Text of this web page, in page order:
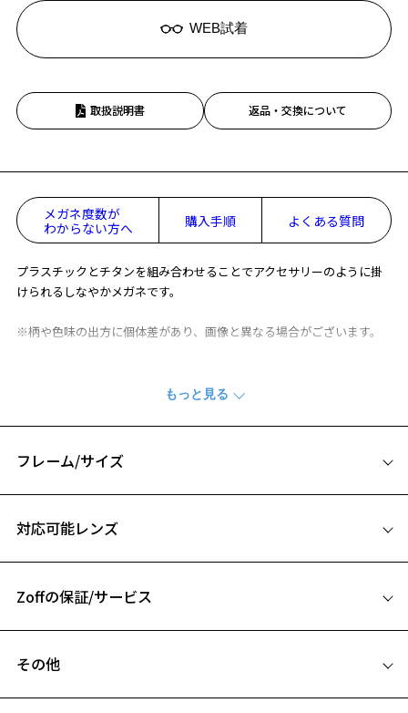
お気に入り
WEB試着
取扱説明書 返品・交換について
メガネ度数が
わからない方へ
購入手順 よくある質問
プラスチックとチタンを組み合わせることでアクセサリーのように掛
けられるしなやかメガネです。
※柄や色味の出方に個体差があり、画像と異なる場合がございます。
ズ、汚れなどがあるB級品ではございません。
フレーム/サイズ
B ブリッジ(鼻部分)の横幅：21mm
対応可能レンズ
フレームとレンズの合計料金を知りたい方へ
Zoffの保証/サービス
その他